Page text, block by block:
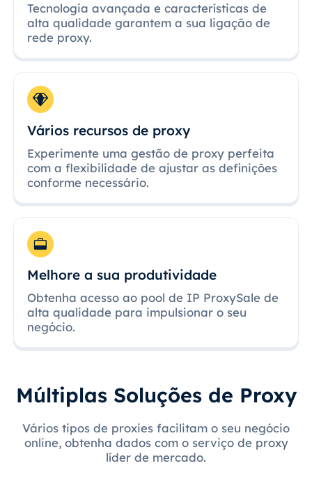
Tecnologia avançada e características de
alta qualidade garantem a sua ligação de
rede proxy.
Vários recursos de proxy
Experimente uma gestão de proxy perfeita
com a flexibilidade de ajustar as definições
conforme necessário.
Melhore a sua produtividade
Obtenha acesso ao pool de IP ProxySale de
alta qualidade para impulsionar o seu
negócio.
Múltiplas Soluções de Proxy
Vários tipos de proxies facilitam o seu negócio
online, obtenha dados com o serviço de proxy
líder de mercado.